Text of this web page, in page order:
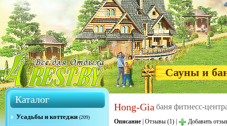
Сауны и
Каталог
Усадьбы и коттеджи (209)
Hong-Gia баня фитнесс-
Описание Отзывы (1) Добавить